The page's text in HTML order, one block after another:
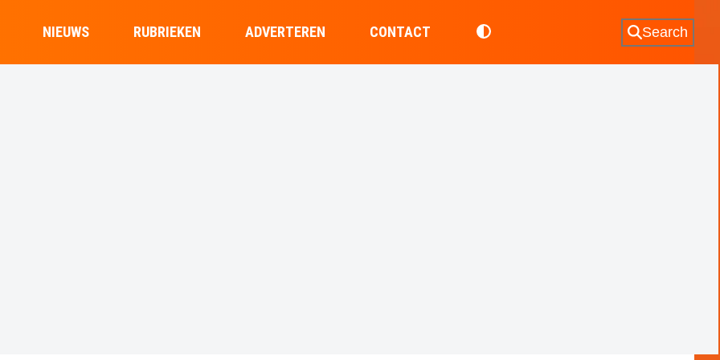
NIEUWS RUBRIEKEN ADVERTEREN CONTACT Search